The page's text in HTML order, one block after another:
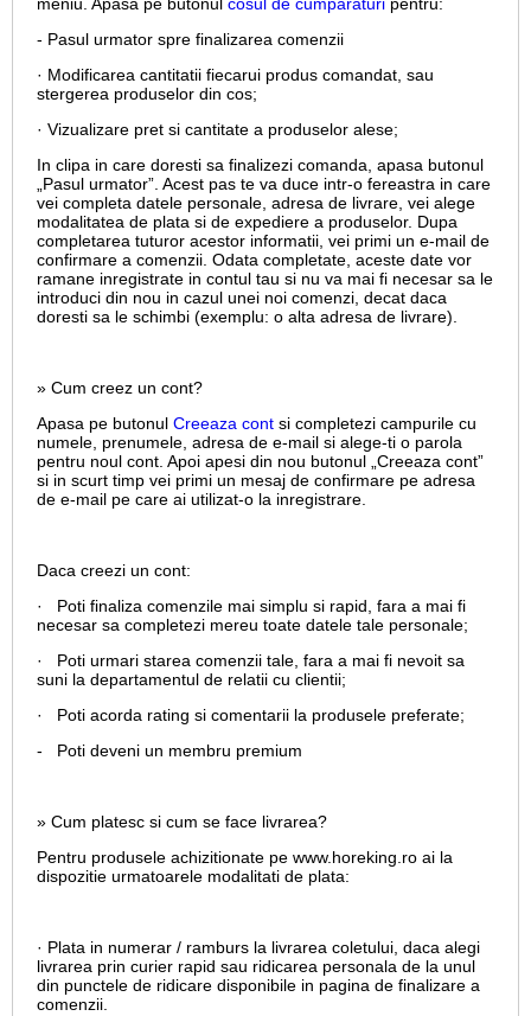
meniu. Apasa pe butonul cosul de cumparaturi pentru:
- Pasul urmator spre finalizarea comenzii
· Modificarea cantitatii fiecarui produs comandat, sau
stergerea produselor din cos;
· Vizualizare pret si cantitate a produselor alese;
In clipa in care doresti sa finalizezi comanda, apasa butonul
„Pasul urmator”. Acest pas te va duce intr-o fereastra in care
vei completa datele personale, adresa de livrare, vei alege
modalitatea de plata si de expediere a produselor. Dupa
completarea tuturor acestor informatii, vei primi un e-mail de
confirmare a comenzii. Odata completate, aceste date vor
ramane inregistrate in contul tau si nu va mai fi necesar sa le
introduci din nou in cazul unei noi comenzi, decat daca
doresti sa le schimbi (exemplu: o alta adresa de livrare).
» Cum creez un cont?
Apasa pe butonul Creeaza cont si completezi campurile cu
numele, prenumele, adresa de e-mail si alege-ti o parola
pentru noul cont. Apoi apesi din nou butonul „Creeaza cont”
si in scurt timp vei primi un mesaj de confirmare pe adresa
de e-mail pe care ai utilizat-o la inregistrare.
Daca creezi un cont:
· Poti finaliza comenzile mai simplu si rapid, fara a mai fi
necesar sa completezi mereu toate datele tale personale;
· Poti urmari starea comenzii tale, fara a mai fi nevoit sa
suni la departamentul de relatii cu clientii;
· Poti acorda rating si comentarii la produsele preferate;
- Poti deveni un membru premium
» Cum platesc si cum se face livrarea?
Pentru produsele achizitionate pe www.horeking.ro ai la
dispozitie urmatoarele modalitati de plata:
· Plata in numerar / ramburs la livrarea coletului, daca alegi
livrarea prin curier rapid sau ridicarea personala de la unul
din punctele de ridicare disponibile in pagina de finalizare a
comenzii.